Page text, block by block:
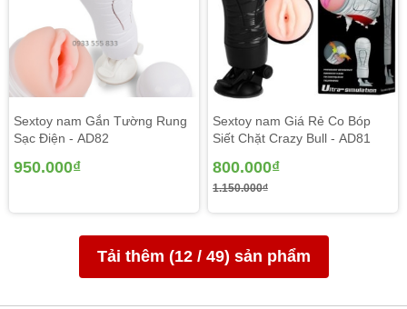
Sextoy nam Gắn Tường Rung
Sạc Điện - AD82
950.000₫
Sextoy nam Giá Rẻ Co Bóp
Siết Chặt Crazy Bull - AD81
800.000₫
1.150.000₫
Tải thêm (12/ 49) sản phẩm